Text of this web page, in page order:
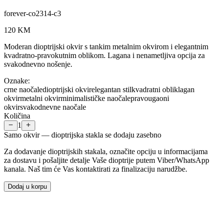
forever-co2314-c3
120 KM
Moderan dioptrijski okvir s tankim metalnim okvirom i elegantnim
kvadratno-pravokutnim oblikom. Lagana i nenametljiva opcija za
svakodnevno nošenje.
Oznake:
crne naočaledioptrijski okvirelegantan stilkvadratni obliklagan
okvirmetalni okvirminimalističke naočalepravougaoni
okvirsvakodnevne naočale
Količina
1
Samo okvir — dioptrijska stakla se dodaju zasebno
Za dodavanje dioptrijskih stakala, označite opciju u informacijama
za dostavu i pošaljite detalje Vaše dioptrije putem Viber/WhatsApp
kanala. Naš tim će Vas kontaktirati za finalizaciju narudžbe.
Dodaj u korpu